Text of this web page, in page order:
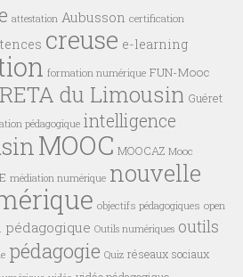
attestation Aubusson certification
creuse e-learning
formation numérique FUN-Mooc
du Limousin Guéret
pédagogique intelligence
MOOC MOOCAZ Mooc
médiation numérique nouvelle
objectifs pédagogiques open
pédagogique Outils numériques outils
pédagogie Quiz réseaux sociaux